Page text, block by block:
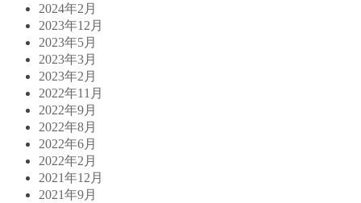
2024年2月
2023年12月
2023年5月
2023年3月
2023年2月
2022年11月
2022年9月
2022年8月
2022年6月
2022年2月
2021年12月
2021年9月